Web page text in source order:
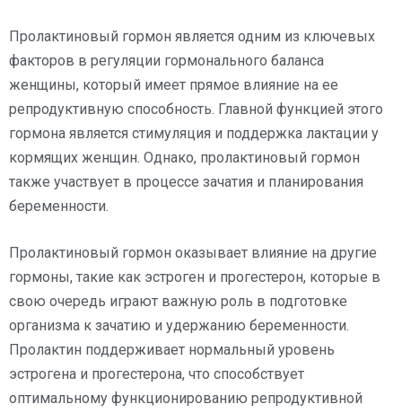
Пролактиновый гормон является одним из ключевых
факторов в регуляции гормонального баланса
женщины, который имеет прямое влияние на ее
репродуктивную способность. Главной функцией этого
гормона является стимуляция и поддержка лактации у
кормящих женщин. Однако, пролактиновый гормон
также участвует в процессе зачатия и планирования
беременности.
Пролактиновый гормон оказывает влияние на другие
гормоны, такие как эстроген и прогестерон, которые в
свою очередь играют важную роль в подготовке
организма к зачатию и удержанию беременности.
Пролактин поддерживает нормальный уровень
эстрогена и прогестерона, что способствует
оптимальному функционированию репродуктивной